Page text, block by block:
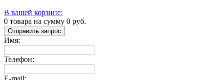
В вашей корзине:
0 товара на сумму 0 руб.
Отправить запрос
Имя:
Телефон:
E-mail: